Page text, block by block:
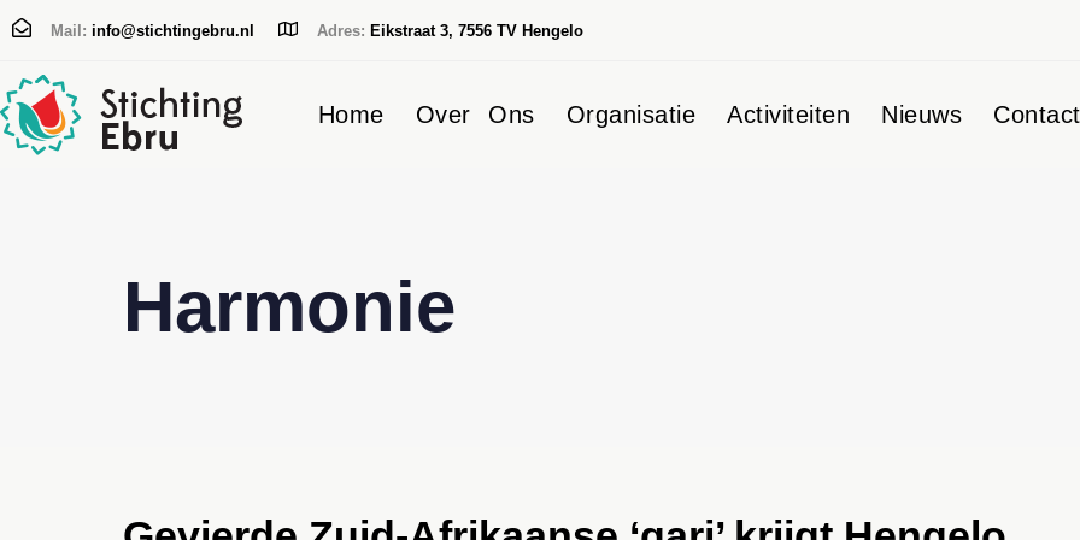
Mail: info@stichtingebru.nl Adres: Eikstraat 3, 7556 TV Hengelo
Home Over Ons Organisatie Activiteiten Nieuws Contact
Harmonie